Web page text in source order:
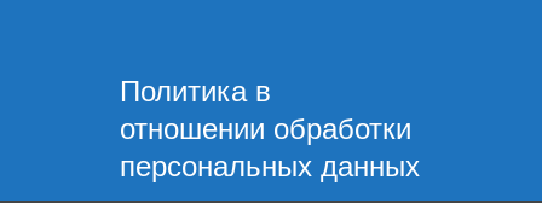
Политика в
отношении обработки
персональных данных